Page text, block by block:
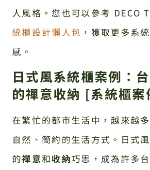
人風格。您也可以參考 DECO
統櫃設計懶人包 ，獲取更多系
感。
日式風系統櫃案例：
的禪意收納 [系統櫃
在繁忙的都市生活中，越來越
自然、簡約的生活方式。日式
的禪意和收納巧思，成為許多